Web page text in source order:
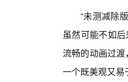
“未测减除
虽然可能不如
流畅的动画过
一个既美观又易